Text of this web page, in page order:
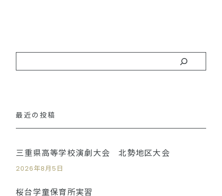
最近の投稿
三重県高等学校演劇大会 北勢地区大会
2026年8月5日
桜台学童保育所実習